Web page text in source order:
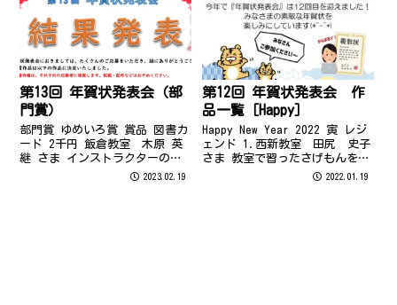
た画像の組み合わせに時間がか
かりまし...
ド部門での2連覇！さすがです＾
＾ 昨年、最優...
第13回 年賀状発表会（部
門賞）
部門賞 ゆめいろ賞 賞品 図書カ
ード 2千円 飯倉教室 木原 英
継 さま インストラクターのコ
メント ゆめいろ賞の受賞おめで
2023.02.19
第12回 年賀状発表会 作
品一覧［Happy］
Happy New Year 2022 寅 レジ
ェンド 1.西新教室 田尻 史子
さま 教室で習ったさげもんを参
考にして作りました。 2.西新教
2022.01.19